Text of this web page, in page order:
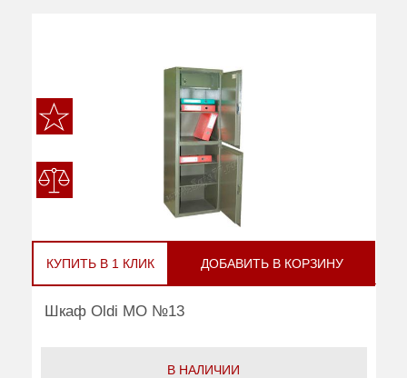
КУПИТЬ В 1 КЛИК ДОБАВИТЬ В КОРЗИНУ
Шкаф Oldi МО №13
В НАЛИЧИИ